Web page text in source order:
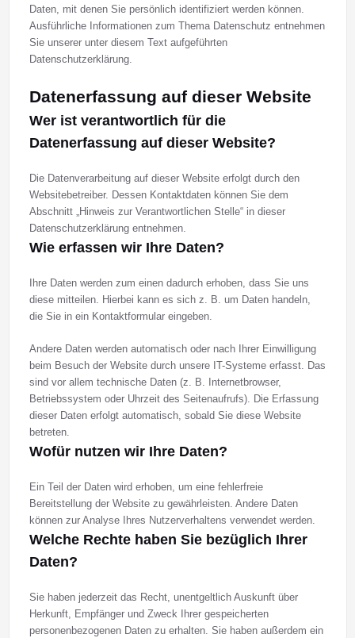
Daten, mit denen Sie persönlich identifiziert werden können.
Ausführliche Informationen zum Thema Datenschutz entnehmen
Sie unserer unter diesem Text aufgeführten
Datenschutzerklärung.
Datenerfassung auf dieser Website
Wer ist verantwortlich für die
Datenerfassung auf dieser Website?
Die Datenverarbeitung auf dieser Website erfolgt durch den
Websitebetreiber. Dessen Kontaktdaten können Sie dem
Abschnitt „Hinweis zur Verantwortlichen Stelle“ in dieser
Datenschutzerklärung entnehmen.
Wie erfassen wir Ihre Daten?
Ihre Daten werden zum einen dadurch erhoben, dass Sie uns
diese mitteilen. Hierbei kann es sich z. B. um Daten handeln,
die Sie in ein Kontaktformular eingeben.
Andere Daten werden automatisch oder nach Ihrer Einwilligung
beim Besuch der Website durch unsere IT-Systeme erfasst. Das
sind vor allem technische Daten (z. B. Internetbrowser,
Betriebssystem oder Uhrzeit des Seitenaufrufs). Die Erfassung
dieser Daten erfolgt automatisch, sobald Sie diese Website
betreten.
Wofür nutzen wir Ihre Daten?
Ein Teil der Daten wird erhoben, um eine fehlerfreie
Bereitstellung der Website zu gewährleisten. Andere Daten
können zur Analyse Ihres Nutzerverhaltens verwendet werden.
Welche Rechte haben Sie bezüglich Ihrer
Daten?
Sie haben jederzeit das Recht, unentgeltlich Auskunft über
Herkunft, Empfänger und Zweck Ihrer gespeicherten
personenbezogenen Daten zu erhalten. Sie haben außerdem ein